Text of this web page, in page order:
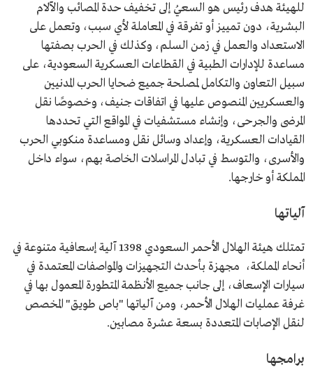
للهيئة هدف رئيس هو السعيُ إلى تخفيف حدة المصائب والآلام
البشرية، دون تمييز أو تفرقة في المعاملة لأي سبب، وتعمل على
الاستعداد والعمل في زمن السلم، وكذلك في الحرب بصفتها
مساعدة للإدارات الطبية في القطاعات العسكرية السعودية، على
سبيل التعاون والتكامل لمصلحة جميع ضحايا الحرب المدنيين
والعسكريين المنصوص عليها في اتفاقات جنيف، وخصوصًا نقل
المرضى والجرحى، وإنشاء مستشفيات في المواقع التي تحددها
القيادات العسكرية، وإعداد وسائل نقل ومساعدة منكوبي الحرب
والأسرى، والتوسط في تبادل المراسلات الخاصة بهم، سواء داخل
المملكة أو خارجها.
آلياتها
تمتلك هيئة الهلال الأحمر السعودي 1398 آلية إسعافية متنوعة في
أنحاء المملكة، مجهزة بأحدث التجهيزات والمواصفات المعتمدة في
سيارات الإسعاف، إلى جانب جميع الأنظمة المتطورة المعمول بها في
غرفة عمليات الهلال الأحمر، ومن آلياتها "باص طويق" المخصص
لنقل الإصابات المتعددة بسعة عشرة مصابين.
برامجها